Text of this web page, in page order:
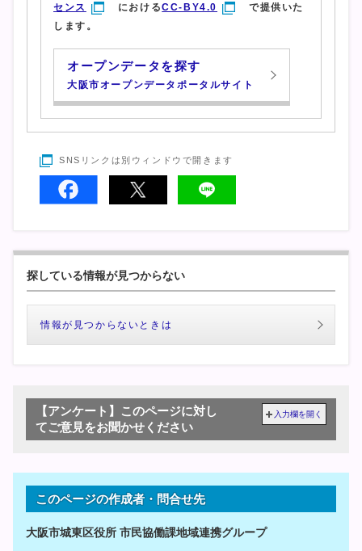
センス
におけるCC-BY4.0
で提供いた
します。
オープンデータを探す
大阪市オープンデータポータルサイト
SNSリンクは別ウィンドウで開きます
探している情報が見つからない
情報が見つからないときは
【アンケート】このページに対し
てご意見をお聞かせください
入力欄を開く
このページの作成者・問合せ先
大阪市城東区役所 市民協働課地域連携グループ